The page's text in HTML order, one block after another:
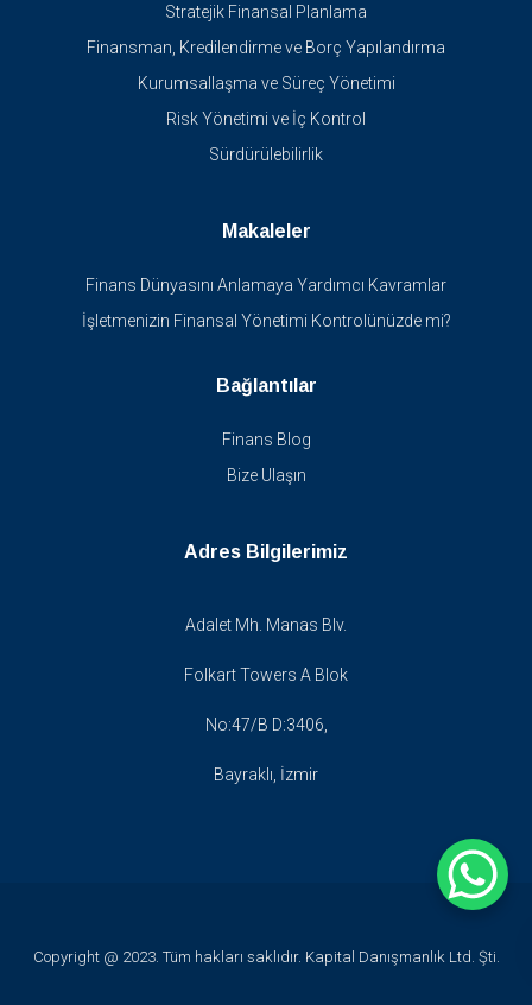
Stratejik Finansal Planlama
Finansman, Kredilendirme ve Borç Yapılandırma
Kurumsallaşma ve Süreç Yönetimi
Risk Yönetimi ve İç Kontrol
Sürdürülebilirlik
Makaleler
Finans Dünyasını Anlamaya Yardımcı Kavramlar
İşletmenizin Finansal Yönetimi Kontrolünüzde mi?
Bağlantılar
Finans Blog
Bize Ulaşın
Adres Bilgilerimiz
Adalet Mh. Manas Blv.
Folkart Towers A Blok
No:47/B D:3406,
Bayraklı, İzmir
Copyright @ 2023. Tüm hakları saklıdır. Kapital Danışmanlık Ltd. Şti.